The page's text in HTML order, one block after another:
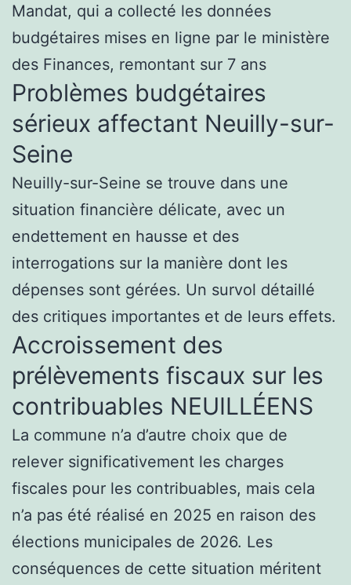
Mandat, qui a collecté les données
budgétaires mises en ligne par le ministère
des Finances, remontant sur 7 ans
Problèmes budgétaires
sérieux affectant Neuilly-sur-
Seine
Neuilly-sur-Seine se trouve dans une
situation financière délicate, avec un
endettement en hausse et des
interrogations sur la manière dont les
dépenses sont gérées. Un survol détaillé
des critiques importantes et de leurs effets.
Accroissement des
prélèvements fiscaux sur les
contribuables NEUILLÉENS
La commune n’a d’autre choix que de
relever significativement les charges
fiscales pour les contribuables, mais cela
n’a pas été réalisé en 2025 en raison des
élections municipales de 2026. Les
conséquences de cette situation méritent